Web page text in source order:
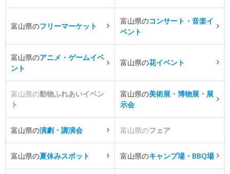
富山県のフリーマーケット
富山県のコンサート・音楽イ
ベント
富山県のアニメ・ゲームイベ
ント
富山県の花イベント
富山県の動物ふれあいイベン
ト
富山県の美術展・博物展・展
示会
富山県の演劇・講演会 富山県のフェア
富山県の夏休みスポット 富山県のキャンプ場・BBQ場